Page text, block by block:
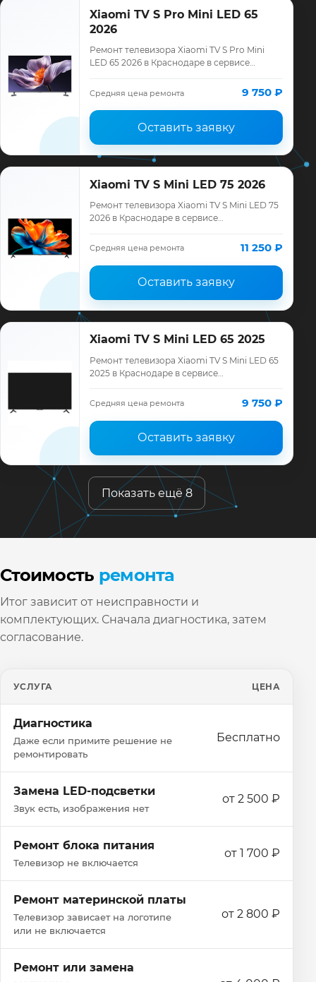
Xiaomi TV S Pro Mini LED 65
2026
Ремонт телевизора Xiaomi TV S Pro Mini
LED 65 2026 в Краснодаре в сервисе
смета до ремонта, запчасти и гарантия д…
Средняя цена ремонта 9 750 ₽
Оставить заявку
Xiaomi TV S Mini LED 75 2026
Ремонт телевизора Xiaomi TV S Mini LED 75
2026 в Краснодаре в сервисе
смета до ремонта, запчасти и гарантия до
Средняя цена ремонта 11 250 ₽
Оставить заявку
Xiaomi TV S Mini LED 65 2025
Ремонт телевизора Xiaomi TV S Mini LED 65
2025 в Краснодаре в сервисе
смета до ремонта, запчасти и гарантия до
12…
Средняя цена ремонта 9 750 ₽
Оставить заявку
Показать ещё 8
Стоимость ремонта
Итог зависит от неисправности и
комплектующих. Сначала диагностика, затем
согласование.
УСЛУГА ЦЕНА
Диагностика
Даже если примите решение не
ремонтировать
Бесплатно
Замена LED-подсветки
Звук есть, изображения нет
от 2 500 ₽
Ремонт блока питания
Телевизор не включается
от 1 700 ₽
Ремонт материнской платы
Телевизор зависает на логотипе
или не включается
от 2 800 ₽
Ремонт или замена